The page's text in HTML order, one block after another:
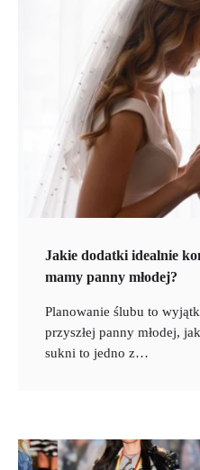
Jakie dodatki idealnie
mamy panny młodej?
Planowanie ślubu to
przyszłej panny młodej,
sukni to jedno z…